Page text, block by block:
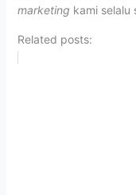
marketing kami selalu
Related posts: